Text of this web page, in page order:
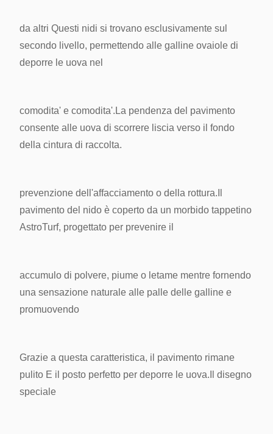
da altri Questi nidi si trovano esclusivamente sul
secondo livello, permettendo alle galline ovaiole di
deporre le uova nel
comodita' e comodita'.La pendenza del pavimento
consente alle uova di scorrere liscia verso il fondo
della cintura di raccolta.
prevenzione dell'affacciamento o della rottura.
pavimento del nido è coperto da un morbido tappetino
AstroTurf, progettato per prevenire il
accumulo di polvere, piume o letame mentre fornendo
una sensazione naturale alle palle delle galline e
promuovendo
Grazie a questa caratteristica, il pavimento rimane
pulito E il posto perfetto per deporre le uova. Il disegno
speciale